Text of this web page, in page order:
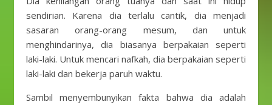
sendirian. Karena dia terlalu cantik, dia menjadi
sasaran orang-orang mesum, dan untuk
menghindarinya, dia biasanya berpakaian seperti
laki-laki. Untuk mencari nafkah, dia berpakaian seperti
laki-laki dan bekerja paruh waktu.
Sambil menyembunyikan fakta bahwa dia adalah